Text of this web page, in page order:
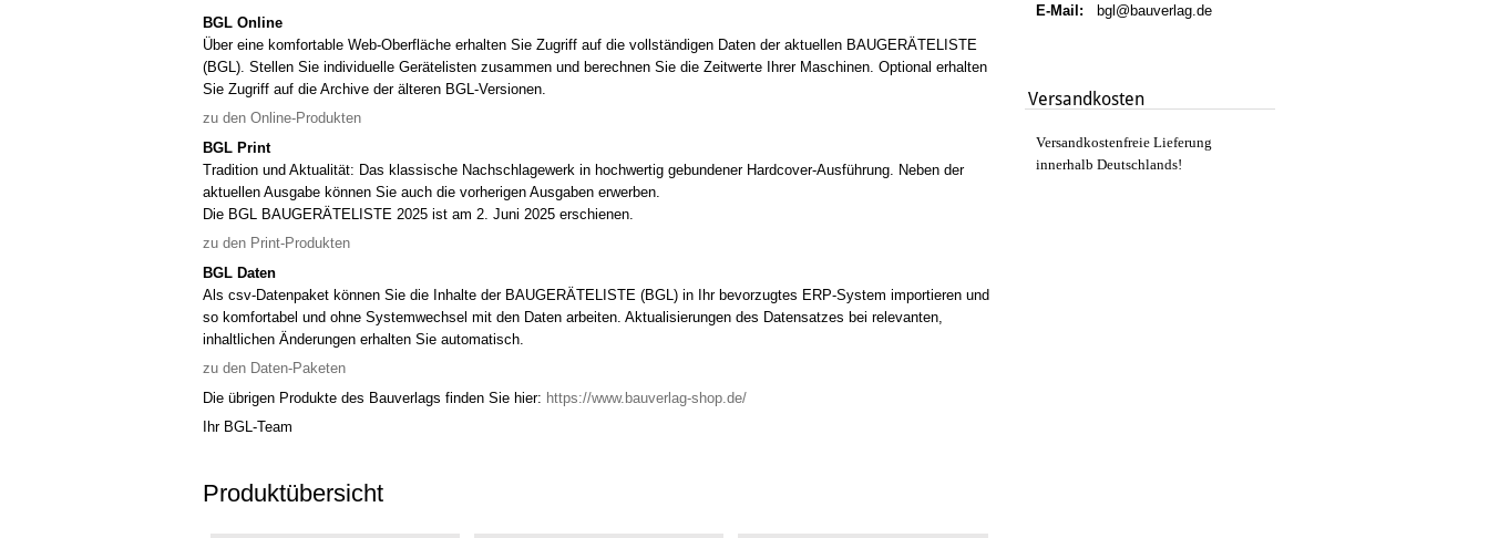
BGL Online
Über eine komfortable Web-Oberfläche erhalten Sie Zugriff auf die vollständigen Daten der aktuellen BAUGERÄTELISTE
(BGL). Stellen Sie individuelle Gerätelisten zusammen und berechnen Sie die Zeitwerte Ihrer Maschinen. Optional erhalten
Sie Zugriff auf die Archive der älteren BGL-Versionen.
zu den Online-Produkten
BGL Print
Tradition und Aktualität: Das klassische Nachschlagewerk in hochwertig gebundener Hardcover-Ausführung. Neben der
aktuellen Ausgabe können Sie auch die vorherigen Ausgaben erwerben.
Die BGL BAUGERÄTELISTE 2025 ist am 2. Juni 2025 erschienen.
zu den Print-Produkten
BGL Daten
Als csv-Datenpaket können Sie die Inhalte der BAUGERÄTELISTE (BGL) in Ihr bevorzugtes ERP-System importieren und
so komfortabel und ohne Systemwechsel mit den Daten arbeiten. Aktualisierungen des Datensatzes bei relevanten,
inhaltlichen Änderungen erhalten Sie automatisch.
zu den Daten-Paketen
Die übrigen Produkte des Bauverlags finden Sie hier: https://www.bauverlag-shop.de/
Ihr BGL-Team
Produktübersicht
E-Mail: bgl@bauverlag.de
Versandkosten
Versandkostenfreie Lieferung
innerhalb Deutschlands!